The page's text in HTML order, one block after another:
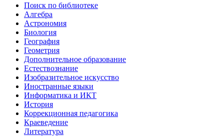
Поиск по библиотеке
Алгебра
Астрономия
Биология
География
Геометрия
Дополнительное образование
Естествознание
Изобразительное искусство
Иностранные языки
Информатика и ИКТ
История
Коррекционная педагогика
Краеведение
Литература